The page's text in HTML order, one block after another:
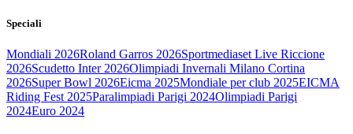
Speciali
Mondiali 2026Roland Garros 2026Sportmediaset Live Riccione
2026Scudetto Inter 2026Olimpiadi Invernali Milano Cortina
2026Super Bowl 2026Eicma 2025Mondiale per club 2025EICMA
Riding Fest 2025Paralimpiadi Parigi 2024Olimpiadi Parigi
2024Euro 2024